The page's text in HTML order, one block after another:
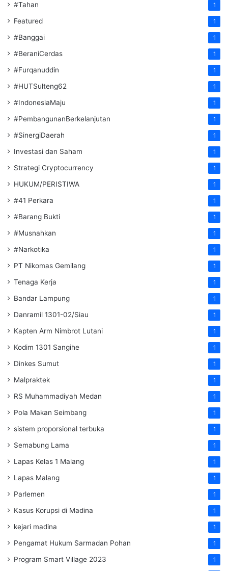
#Tahan 1
Featured 1
#Banggai 1
#BeraniCerdas 1
#Furqanuddin 1
#HUTSulteng62 1
#IndonesiaMaju 1
#PembangunanBerkelanjutan 1
#SinergiDaerah 1
Investasi dan Saham 1
Strategi Cryptocurrency 1
HUKUM/PERISTIWA 1
#41 Perkara 1
#Barang Bukti 1
#Musnahkan 1
#Narkotika 1
PT Nikomas Gemilang 1
Tenaga Kerja 1
Bandar Lampung 1
Danramil 1301-02/Siau 1
Kapten Arm Nimbrot Lutani 1
Kodim 1301 Sangihe 1
Dinkes Sumut 1
Malpraktek 1
RS Muhammadiyah Medan 1
Pola Makan Seimbang 1
sistem proporsional terbuka 1
Semabung Lama 1
Lapas Kelas 1 Malang 1
Lapas Malang 1
Parlemen 1
Kasus Korupsi di Madina 1
kejari madina 1
Pengamat Hukum Sarmadan Pohan 1
Program Smart Village 2023 1